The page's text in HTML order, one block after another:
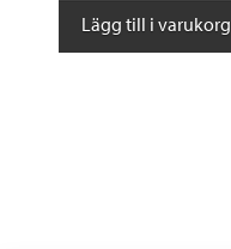
AtomicLägg till i varukorg